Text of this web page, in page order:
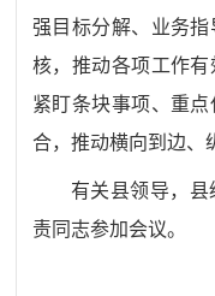
强目标分解、业务
核，推动各项工作
紧盯条块事项、重
合，推动横向到边、
有关县领导，县
责同志参加会议。